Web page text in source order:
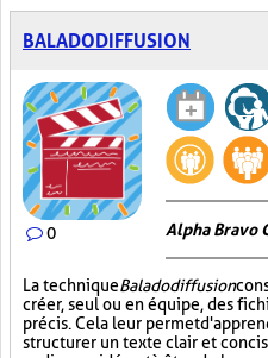
BALADODIFFUSION
0 Alpha Bravo
La techniqueBaladodiffusion
créer, seul ou en équipe, des
précis. Cela leur permet
structurer un texte clair et